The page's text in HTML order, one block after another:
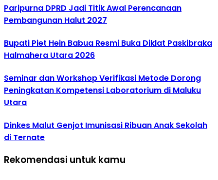
Paripurna DPRD Jadi Titik Awal Perencanaan
Pembangunan Halut 2027
Bupati Piet Hein Babua Resmi Buka Diklat Paskibraka
Halmahera Utara 2026
Seminar dan Workshop Verifikasi Metode Dorong
Peningkatan Kompetensi Laboratorium di Maluku
Utara
Dinkes Malut Genjot Imunisasi Ribuan Anak Sekolah
di Ternate
Rekomendasi untuk kamu